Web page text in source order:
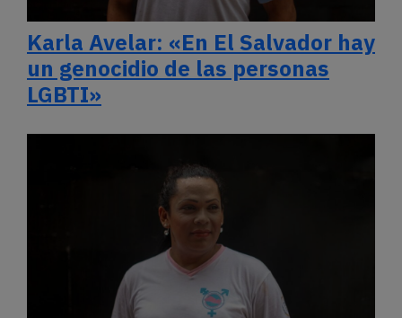
Karla Avelar: «En El Salvador hay
un genocidio de las personas
LGBTI»